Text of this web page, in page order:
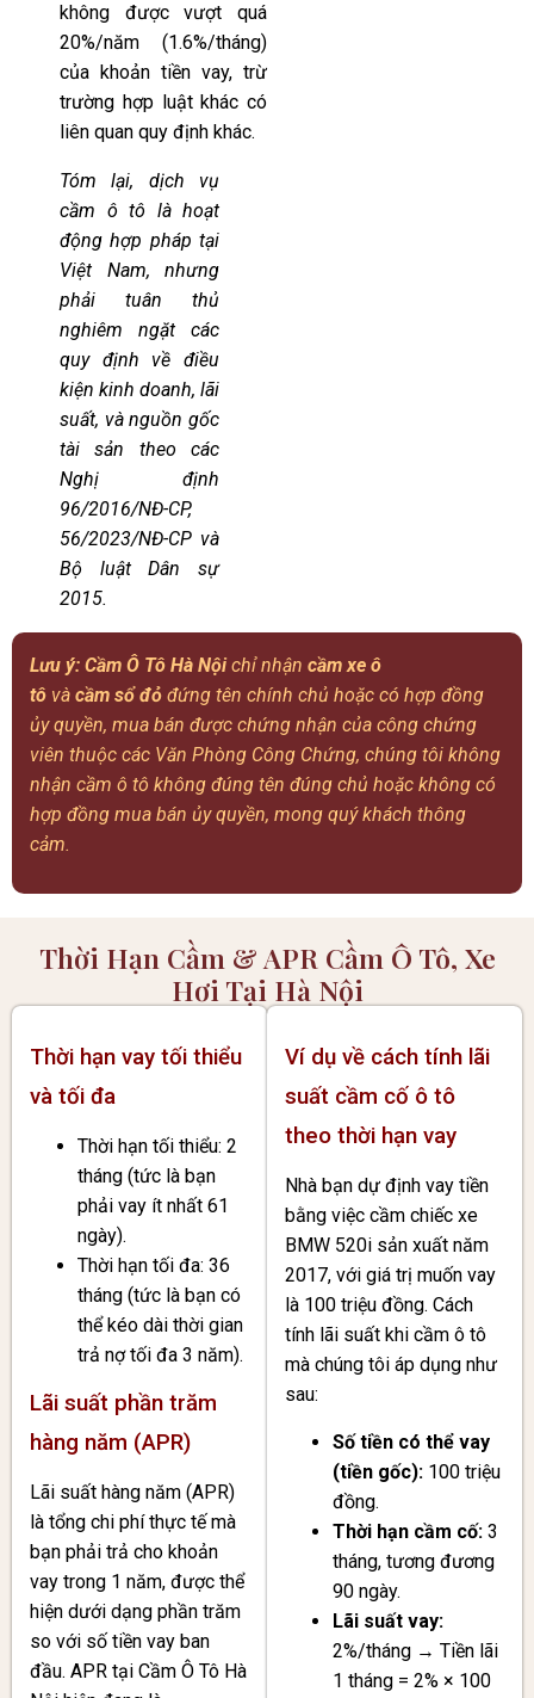
không được vượt quá
20%/năm (1.6%/tháng)
của khoản tiền vay, trừ
trường hợp luật khác có
liên quan quy định khác.
Tóm lại, dịch vụ
cầm ô tô là hoạt
động hợp pháp tại
Việt Nam, nhưng
phải tuân thủ
nghiêm ngặt các
quy định về điều
kiện kinh doanh, lãi
suất, và nguồn gốc
tài sản theo các
Nghị định
96/2016/NĐ-CP,
56/2023/NĐ-CP và
Bộ luật Dân sự
2015.
Lưu ý: Cầm Ô Tô Hà Nộichỉ nhận cầm xe ô
tô và cầm sổ đỏ đứng tên chính chủ hoặc có hợp đồng
ủy quyền, mua bán được chứng nhận của công chứng
viên thuộc các Văn Phòng Công Chứng, chúng tôi không
nhận cầm ô tô không đúng tên đúng chủ hoặc không có
hợp đồng mua bán ủy quyền, mong quý khách thông
cảm.
Thời Hạn Cầm & APR Cầm Ô Tô, Xe
Hơi Tại Hà Nội
Thời hạn vay tối thiểu
và tối đa
Thời hạn tối thiểu: 2
tháng (tức là bạn
phải vay ít nhất 61
ngày).
Thời hạn tối đa: 36
tháng (tức là bạn có
thể kéo dài thời gian
trả nợ tối đa 3 năm).
Lãi suất phần trăm
hàng năm (APR)
Lãi suất hàng năm (APR)
là tổng chi phí thực tế mà
bạn phải trả cho khoản
vay trong 1 năm, được thể
hiện dưới dạng phần trăm
so với số tiền vay ban
đầu. APR tại Cầm Ô Tô Hà
Ví dụ về cách tính lãi
suất cầm cố ô tô
theo thời hạn vay
Nhà bạn dự định vay tiền
bằng việc cầm chiếc xe
BMW 520i sản xuất năm
2017, với giá trị muốn vay
là 100 triệu đồng. Cách
tính lãi suất khi cầm ô tô
mà chúng tôi áp dụng như
sau:
Số tiền có thể vay
(tiền gốc): 100 triệu
đồng.
Thời hạn cầm cố: 3
tháng, tương đương
90 ngày.
Lãi suất vay:
2%/tháng → Tiền lãi
1 tháng = 2% × 100